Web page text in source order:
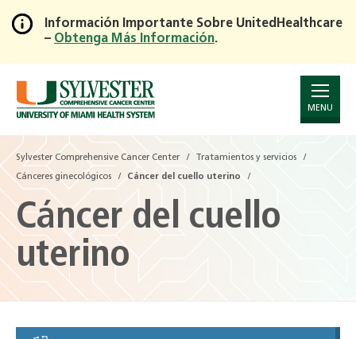
Skip
to
Main
Content
Información Importante Sobre UnitedHealthcare
– Obtenga Más Información.
MENU
Sylvester Comprehensive Cancer Center Tratamientos y servicios
Cánceres ginecológicos Cáncer del cuello uterino
Cáncer del cuello
uterino